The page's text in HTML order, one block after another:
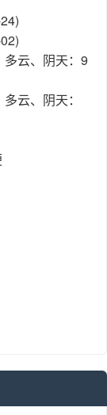
云、阴天：9
云、阴天：